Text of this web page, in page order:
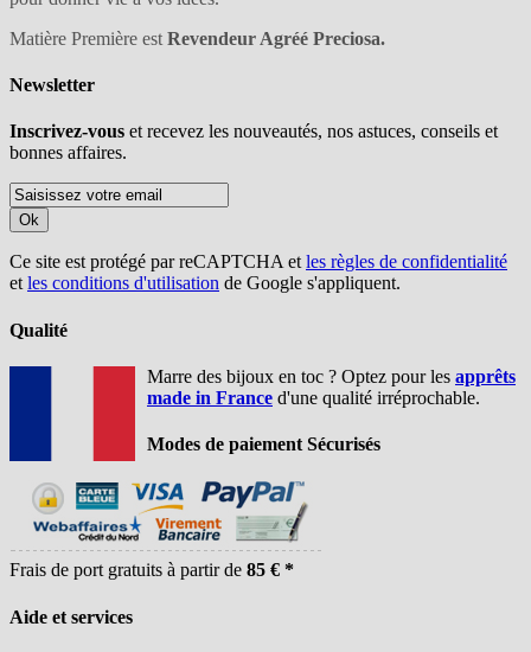
Matière Première est Revendeur Agréé Preciosa.
Newsletter
Inscrivez-vous et recevez les nouveautés, nos astuces, conseils et
bonnes affaires.
Ok
Ce site est protégé par reCAPTCHA etles règles de confidentialité
etles conditions d'utilisation de Google s'appliquent.
Qualité
Marre des bijoux en toc ? Optez pour les apprêts
made in France d'une qualité irréprochable.
Modes de paiement Sécurisés
Frais de port gratuits à partir de 85 € *
Aide et services